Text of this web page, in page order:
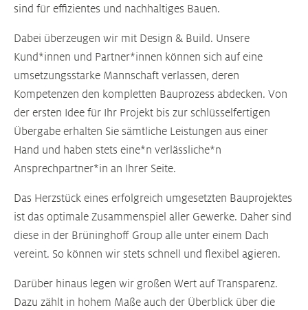
sind für effizientes und nachhaltiges Bauen.
Dabei überzeugen wir mit Design & Build. Unsere
Kund*innen und Partner*innen können sich auf eine
umsetzungsstarke Mannschaft verlassen, deren
Kompetenzen den kompletten Bauprozess abdecken. Von
der ersten Idee für Ihr Projekt bis zur schlüsselfertigen
Übergabe erhalten Sie sämtliche Leistungen aus einer
Hand und haben stets eine*n verlässliche*n
Ansprechpartner*in an Ihrer Seite.
Das Herzstück eines erfolgreich umgesetzten Bauprojektes
ist das optimale Zusammenspiel aller Gewerke. Daher sind
diese in der Brüninghoff Group alle unter einem Dach
vereint. So können wir stets schnell und flexibel agieren.
Darüber hinaus legen wir großen Wert auf Transparenz.
Dazu zählt in hohem Maße auch der Überblick über die